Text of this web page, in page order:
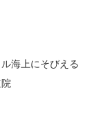
海上にそびえる